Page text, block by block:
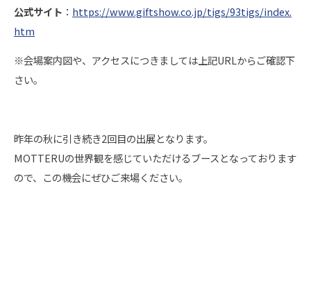
公式サイト ： https://www.giftshow.co.jp/tigs/93tigs/index.
htm
※会場案内図や、アクセスにつきましては上記URLからご確認下
さい。
昨年の秋に引き続き2回目の出展となります。
MOTTERUの世界観を感じていただけるブースとなっております
ので、この機会にぜひご来場ください。